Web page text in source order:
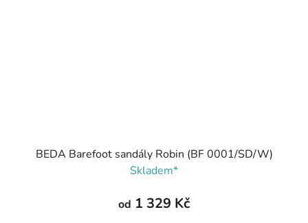
BEDA Barefoot sandály Robin (BF 0001/SD/W)
Skladem*
od 1 329 Kč